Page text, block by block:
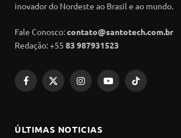
inovador do Nordeste ao Brasil e ao mundo.
Fale Conosco:contato@santotech.com.br
Redação: +55 83 987931523
Facebook
X
InstagramYouTubeTikTok
ÚLTIMAS NOTICIAS